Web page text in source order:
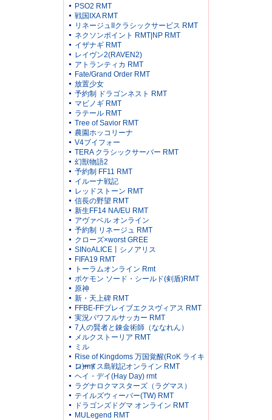
PSO2 RMT
戦国IXA RMT
リネージュIIクラシックサービス RMT
ネクソンポイント RMT|NP RMT
イザナギ RMT
レイヴン2(RAVEN2)
アトランティカ RMT
Fate/Grand Order RMT
放置少女
予約制 ドラゴンネスト RMT
マビノギ RMT
ラテール RMT
Tree of Savior RMT
農園ホッコリーナ
V4ブイフォー
TERA クラシックサーバー RMT
幻獣物語2
予約制 FF11 RMT
イルーナ戦記
レッドストーン RMT
信長の野望 RMT
新生FF14 NA/EU RMT
アヴァベル オンライン
予約制 リネージュ RMT
クローズ×worst GREE
SINoALICE丨シノアリス
FIFA19 RMT
トーラムオンライン Rmt
ポケモン ソード・シールド(剣盾)RMT
原神
新・天上碑 RMT
FFBE-FFブレイブエクスヴィアス RMT
実況パワフルサッカー RMT
7人の賢者と錬金術師（ななれん）
メルクストーリア RMT
ミル
Rise of Kingdoms 万国覚醒(RoK ライキ
ン)rmt
ロードス島戦記オンライン RMT
ヘイ・デイ(Hay Day) rmt
ラグナロクマスターズ（ラグマス）
テイルズウィーバー(TW) RMT
ドラゴンズドグマ オンライン RMT
MULegend RMT